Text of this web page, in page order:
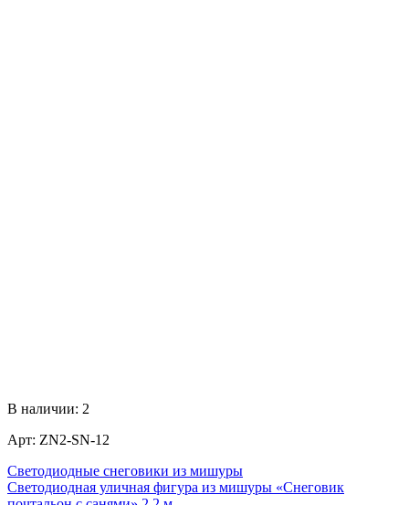
В наличии: 2
Арт: ZN2-SN-12
Светодиодные снеговики из мишуры
Светодиодная уличная фигура из мишуры «Снеговик